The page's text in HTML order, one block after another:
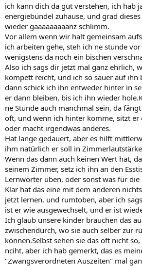
ich kann dich da gut verstehen, ich hab
energiebündel zuhause, und grad
wieder gaaaaaaaaanz schlimm.
Vor allem wenn wir halt gemeinsam
ich arbeiten gehe, steh ich ne stunde
wenigstens da noch ein bischen
Also ich sags dir jetzt mal ganz ehrlich,
kompett reicht, und ich so sauer auf ihn
dann schick ich ihn entweder hinter in
er dann bleiben, bis ich ihn wieder
ne Stunde auch manchmal sein, da
oft, und wenn ich hinter komme, sitzt er
oder macht irgendwas anderes.
Hat lange gedauert, aber es hilft
ihm natürlich er soll in
Wenn das dann auch keinen Wert hat,
seinem Zimmer, setz ich ihn an den
Lernwörter üben, oder sonst was für die
Klar hat das eine mit dem anderen
jetzt lernen, und rumtoben, aber ich
ist er wie ausgewechselt, und er ist
Ich glaub unsere kinder brauchen das
zwischendurch, wo sie auch selber zur
können.Selbst sehen sie das oft nicht
nciht, aber ich hab gemerkt, das es
"Zwangsverordneten Auszeiten" mal